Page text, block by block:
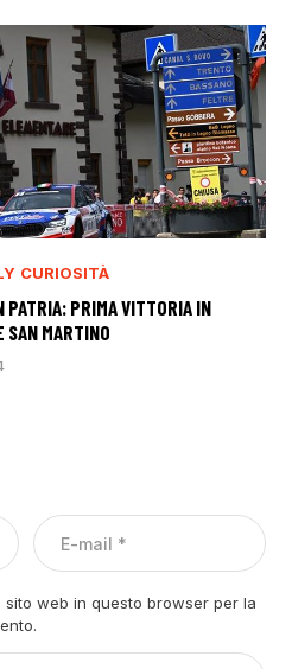
CURIOSITÀ
PATRIA: PRIMA VITTORIA IN
SAN MARTINO
sito web in questo browser per la